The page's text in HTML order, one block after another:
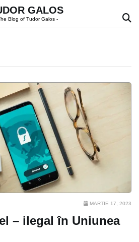
GALOS
Blog of Tudor Galos -
MARTIE 17, 2023
– ilegal în Uniunea